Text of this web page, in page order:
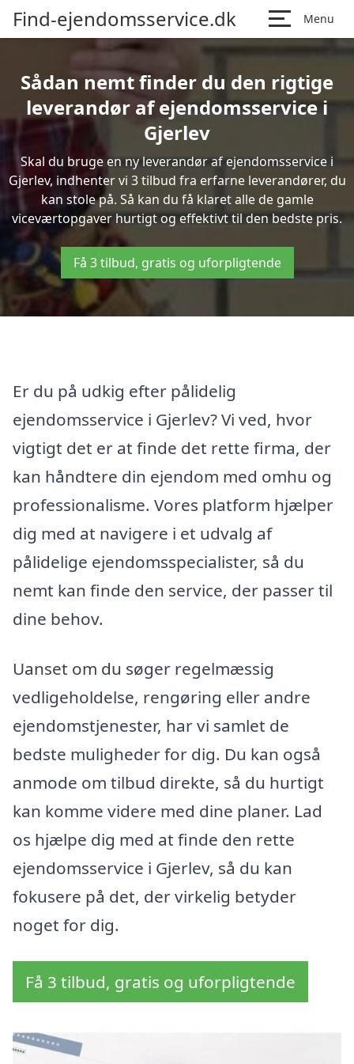
Find-ejendomsservice.dk Menu
Sådan nemt finder du den rigtige
leverandør af ejendomsservice i
Gjerlev
Skal du bruge en ny leverandør af ejendomsservice i
Gjerlev, indhenter vi 3 tilbud fra erfarne leverandører, du
kan stole på. Så kan du få klaret alle de gamle
viceværtopgaver hurtigt og effektivt til den bedste pris.
Få 3 tilbud, gratis og uforpligtende
Er du på udkig efter pålidelig
ejendomsservice i Gjerlev? Vi ved, hvor
vigtigt det er at finde det rette firma, der
kan håndtere din ejendom med omhu og
professionalisme. Vores platform hjælper
dig med at navigere i et udvalg af
pålidelige ejendomsspecialister, så du
nemt kan finde den service, der passer til
dine behov.
Uanset om du søger regelmæssig
vedligeholdelse, rengøring eller andre
ejendomstjenester, har vi samlet de
bedste muligheder for dig. Du kan også
anmode om tilbud direkte, så du hurtigt
kan komme videre med dine planer. Lad
os hjælpe dig med at finde den rette
ejendomsservice i Gjerlev, så du kan
fokusere på det, der virkelig betyder
noget for dig.
Få 3 tilbud, gratis og uforpligtende